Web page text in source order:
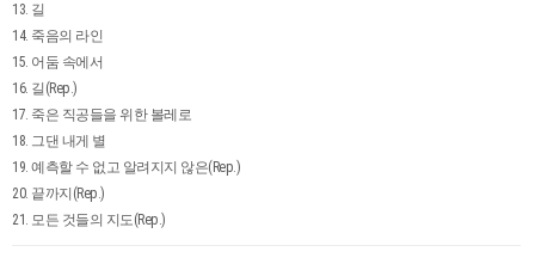
13. 길
14. 죽음의 라인
15. 어둠 속에서
16. 길(Rep.)
17. 죽은 직공들을 위한 볼레로
18. 그댄 내게 별
19. 예측할 수 없고 알려지지 않은(Rep.)
20. 끝까지(Rep.)
21. 모든 것들의 지도(Rep.)